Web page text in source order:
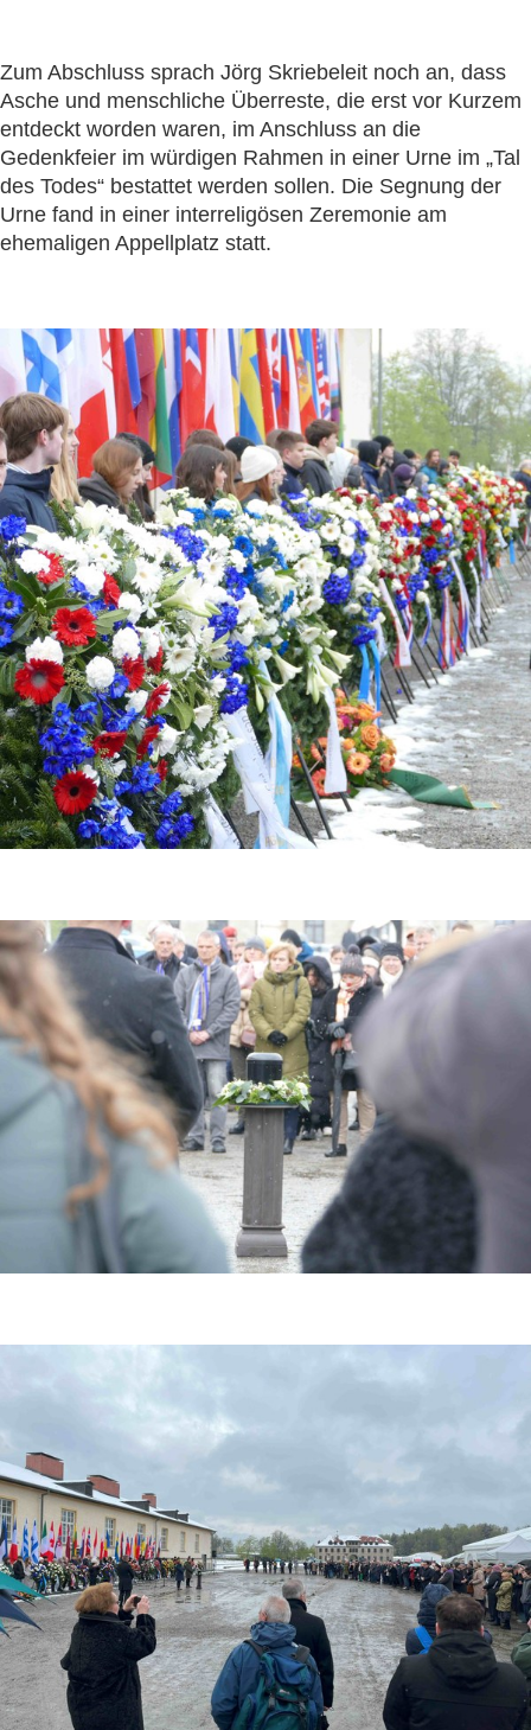
Zum Abschluss sprach Jörg Skriebeleit noch an, dass
Asche und menschliche Überreste, die erst vor Kurzem
entdeckt worden waren, im Anschluss an die
Gedenkfeier im würdigen Rahmen in einer Urne im „Tal
des Todes“ bestattet werden sollen. Die Segnung der
Urne fand in einer interreligösen Zeremonie am
ehemaligen Appellplatz statt.